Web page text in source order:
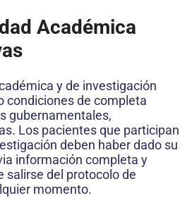
Académica
y de investigación
condiciones de completa
gubernamentales,
Los pacientes que participan
deben haber dado su
información completa y
salirse del protocolo de
momento.